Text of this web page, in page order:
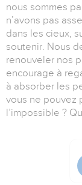
nous sommes
n’avons pas
dans les cieux,
soutenir. Nous
renouveler nos
encourage à
à absorber les
vous ne pouvez
l’impossible ?